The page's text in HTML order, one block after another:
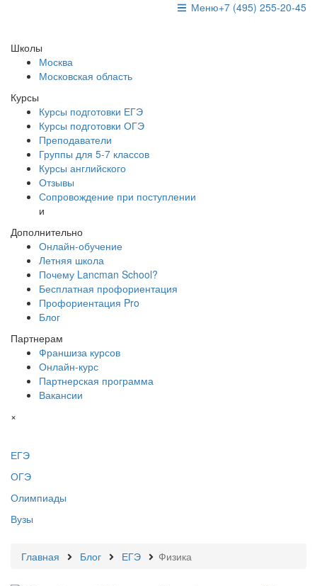
+7 (495) 255-20-45
Меню
Школы
Москва
Московская область
Курсы
Курсы подготовки ЕГЭ
Курсы подготовки ОГЭ
Преподаватели
Группы для 5-7 классов
Курсы английского
Отзывы
Сопровождение при поступлении
и
Дополнительно
Онлайн-обучение
Летняя школа
Почему Lancman School?
Бесплатная профориентация
Профориентация Pro
Блог
Партнерам
Франшиза курсов
Онлайн-курс
Партнерская программа
Вакансии
×
ЕГЭ
ОГЭ
Олимпиады
Вузы
Главная Блог ЕГЭ Физика